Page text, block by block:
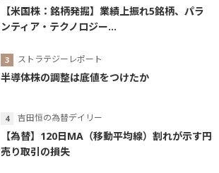
【米国株：銘柄発掘】業績上振れ5銘柄、パラ
ンティア・テクノロジー...
ストラテジーレポート
半導体株の調整は底値をつけたか
吉田恒の為替デイリー
【為替】120日MA（移動平均線）割れが示す円
売り取引の損失